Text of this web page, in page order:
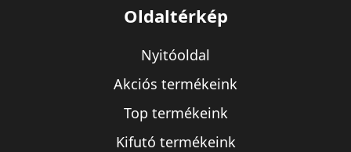
Oldaltérkép
Nyitóoldal
Akciós termékeink
Top termékeink
Kifutó termékeink